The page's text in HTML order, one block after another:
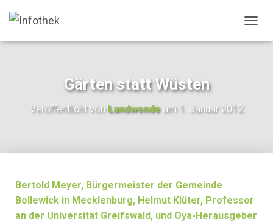
A
A
L
Gärten statt Wüsten
Veröffentlicht vonLandwendeam 1. Januar 2012
Bertold Meyer, Bürgermeister der Gemeinde
Bollewick in Mecklen­burg, Helmut Klüter, Professor
an der Universität ­Greifswald, und Oya-Herausgeber